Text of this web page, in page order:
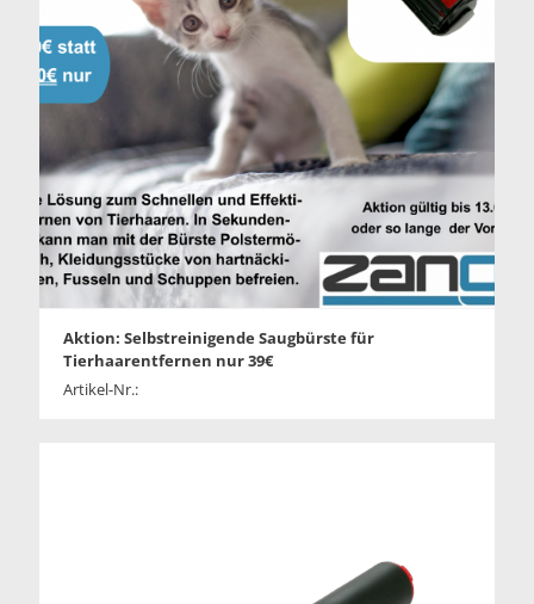
Aktion: Selbstreinigende Saugbürste für
Tierhaarentfernen nur 39€
Artikel-Nr.: